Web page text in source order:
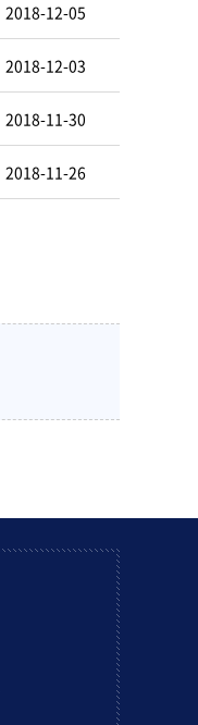
2018-12-05
2018-12-03
2018-11-30
2018-11-26